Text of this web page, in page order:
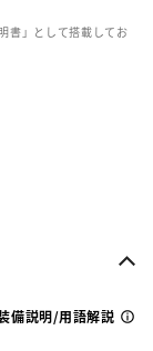
書」として搭載してお
備説明/用語解説